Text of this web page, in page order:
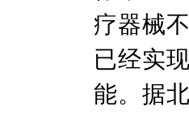
疗器械
已经实
能。据